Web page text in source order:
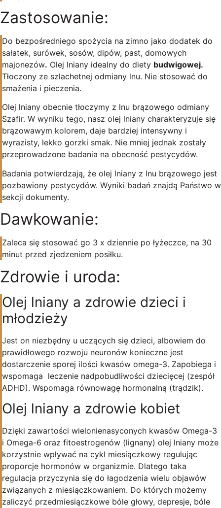
Zastosowanie:
Do bezpośredniego spożycia na zimno jako dodatek do
sałatek, surówek, sosów, dipów, past, domowych
majonezów. Olej lniany idealny do diety budwigowej.
Tłoczony ze szlachetnej odmiany lnu. Nie stosować do
smażenia i pieczenia.
Olej lniany obecnie tłoczymy z lnu brązowego odmiany
Szafir. W wyniku tego, nasz olej lniany charakteryzuje się
brązowawym kolorem, daje bardziej intensywny i
wyrazisty, lekko gorzki smak. Nie mniej jednak zostały
przeprowadzone badania na obecność pestycydów.
Badania potwierdzają, że olej lniany z lnu brązowego jest
pozbawiony pestycydów. Wyniki badań znajdą Państwo w
sekcji dokumenty.
Dawkowanie:
Zaleca się stosować go 3 x dziennie po łyżeczce, na 30
minut przed zjedzeniem posiłku.
Zdrowie i uroda:
Olej lniany a zdrowie dzieci i
młodzieży
Jest on niezbędny u uczących się dzieci, albowiem do
prawidłowego rozwoju neuronów konieczne jest
dostarczenie sporej ilości kwasów omega-3. Zapobiega i
wspomaga leczenie nadpobudliwości dziecięcej (zespół
ADHD). Wspomaga równowagę hormonalną (trądzik).
Olej lniany a zdrowie kobiet
Dzięki zawartości wielonienasyconych kwasów Omega-3
i Omega-6 oraz fitoestrogenów (lignany) olej lniany może
korzystnie wpływać na cykl miesiączkowy regulując
proporcje hormonów w organizmie. Dlatego taka
regulacja przyczynia się do łagodzenia wielu objawów
związanych z miesiączkowaniem. Do których możemy
zaliczyć przedmiesiączkowe bóle głowy, depresje, bóle